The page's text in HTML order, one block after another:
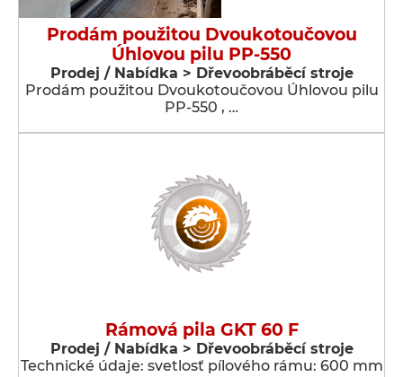
Prodám použitou Dvoukotoučovou
Úhlovou pilu PP-550
Prodej / Nabídka > Dřevoobráběcí stroje
Prodám použitou Dvoukotoučovou Úhlovou pilu
PP-550 , …
Rámová pila GKT 60 F
Prodej / Nabídka > Dřevoobráběcí stroje
Technické údaje: svetlosť pílového rámu: 600 mm